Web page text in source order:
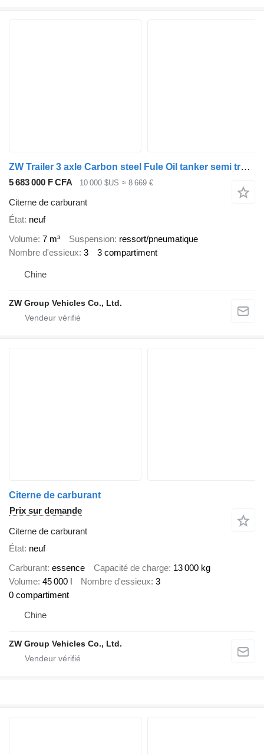
ZW Trailer 3 axle Carbon steel Fule Oil tanker semi trailer for
5 683 000 F CFA 10 000 $US ≈ 8 669 €
Citerne de carburant
État neuf
Volume 7 m³ Suspension ressort/pneumatique
Nombre d'essieux 3 3 compartiment
Chine
ZW Group Vehicles Co., Ltd.
Citerne de carburant
Prix sur demande
Citerne de carburant
État neuf
Carburant essence Capacité de charge 13 000 kg
Volume 45 000 l Nombre d'essieux 3
0 compartiment
Chine
ZW Group Vehicles Co., Ltd.